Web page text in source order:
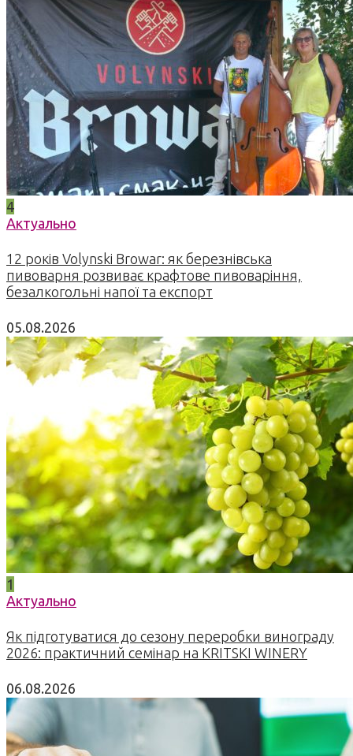
4
Актуально
12 років Volynski Browar: як березнівська
пивоварня розвиває крафтове пивоваріння,
безалкогольні напої та експорт
05.08.2026
1
Актуально
Як підготуватися до сезону переробки винограду
2026: практичний семінар на KRITSKI WINERY
06.08.2026